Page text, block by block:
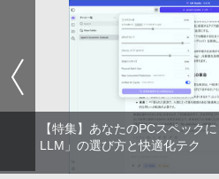
【特集】あなたのPCスペック
LLM」の選び方と快適化テク